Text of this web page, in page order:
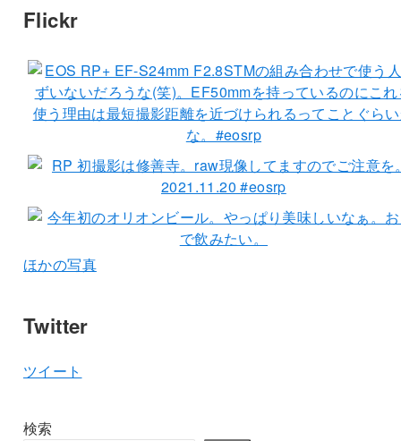
Flickr
ほかの写真
Twitter
ツイート
検索